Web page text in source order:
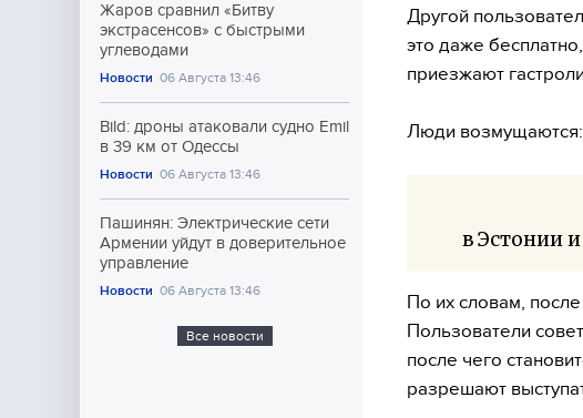
Жаров сравнил «Битву
экстрасенсов» с быстрыми
углеводами
Новости 06 Августа 13:46
Bild: дроны атаковали судно Emil
в 39 км от Одессы
Новости 06 Августа 13:46
Пашинян: Электрические сети
Армении уйдут в доверительное
управление
Новости 06 Августа 13:46
Все новости
Другой
это даже
приезжают
Люди возмущаются:
в Эстонии
По их словам,
Пользователи
после чего
разрешают